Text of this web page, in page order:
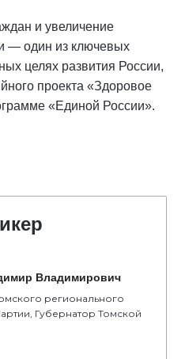
и увеличение
— один из ключевых
целях развития России,
проекта «Здоровое
«Единой России».
Владимирович
регионального
Губернатор Томской